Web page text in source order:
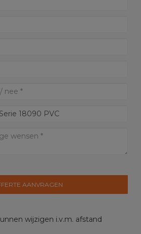
AANVRAGEN
wijzigen i.v.m. afstand